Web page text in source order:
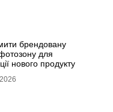
брендовану
для
нового продукту